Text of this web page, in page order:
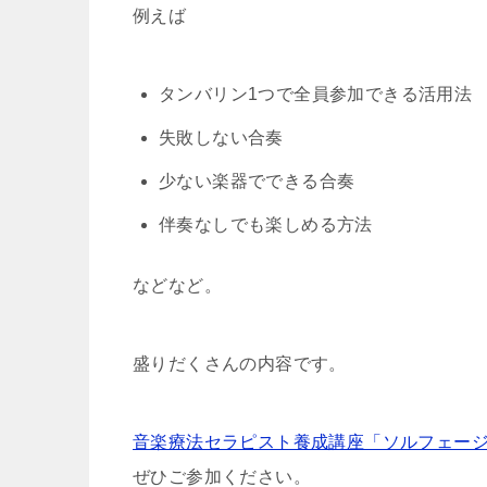
例えば
タンバリン1つで全員参加できる活用法
失敗しない合奏
少ない楽器でできる合奏
伴奏なしでも楽しめる方法
などなど。
盛りだくさんの内容です。
音楽療法セラピスト養成講座「ソルフェー
ぜひご参加ください。